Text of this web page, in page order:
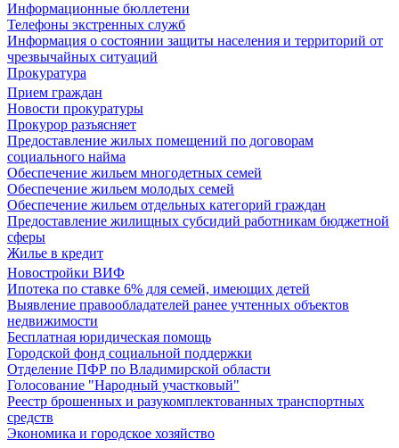
Информационные бюллетени
Телефоны экстренных служб
Информация о состоянии защиты населения и территорий от
чрезвычайных ситуаций
Прокуратура
Прием граждан
Новости прокуратуры
Прокурор разъясняет
Предоставление жилых помещений по договорам
социального найма
Обеспечение жильем многодетных семей
Обеспечение жильем молодых семей
Обеспечение жильем отдельных категорий граждан
Предоставление жилищных субсидий работникам бюджетной
сферы
Жилье в кредит
Новостройки ВИФ
Ипотека по ставке 6% для семей, имеющих детей
Выявление правообладателей ранее учтенных объектов
недвижимости
Бесплатная юридическая помощь
Городской фонд социальной поддержки
Отделение ПФР по Владимирской области
Голосование "Народный участковый"
Реестр брошенных и разукомплектованных транспортных
средств
Экономика и городское хозяйство